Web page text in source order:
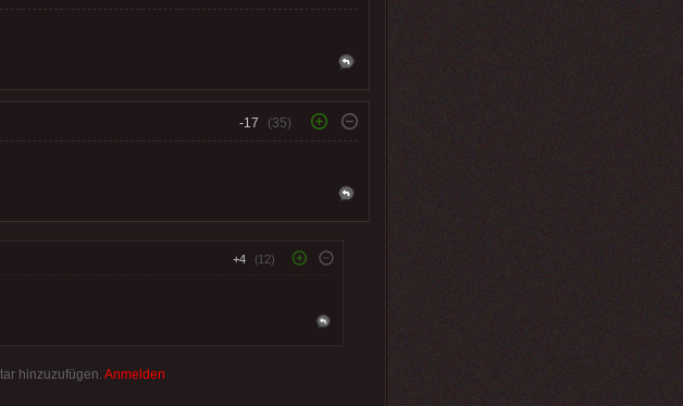
-17 (35)
+4 (12)
hinzuzufügen. Anmelden